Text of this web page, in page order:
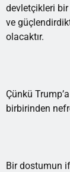
devletçikleri bir
ve
olacaktır.
Çünkü
birbirinden
Bir dostumun